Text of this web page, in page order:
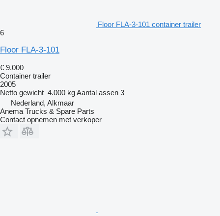
Floor FLA-3-101 container trailer
6
Floor FLA-3-101
€ 9.000
Container trailer
2005
Netto gewicht 4.000 kgAantal assen 3
Nederland, Alkmaar
Anema Trucks & Spare Parts
Contact opnemen met verkoper